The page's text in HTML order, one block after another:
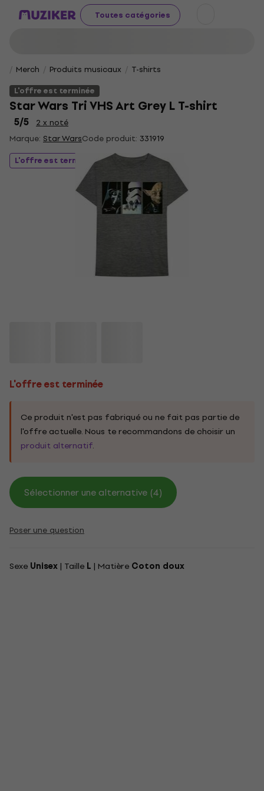
Toutes catégories
Merch Produits musicaux
T-shirts
L'offre est terminée
Star Wars Tri VHS Art Grey L T-shirt
5/5
2 x noté
Marque: Star WarsCode produit: 331919
L'offre est terminée
L'offre est terminée
Ce produit n'est pas fabriqué ou ne fait pas partie de
l'offre actuelle. Nous te recommandons de choisir un
produit alternatif.
Sélectionner une alternative (4)
Poser une question
Sexe Unisex | Taille L | Matière Coton doux